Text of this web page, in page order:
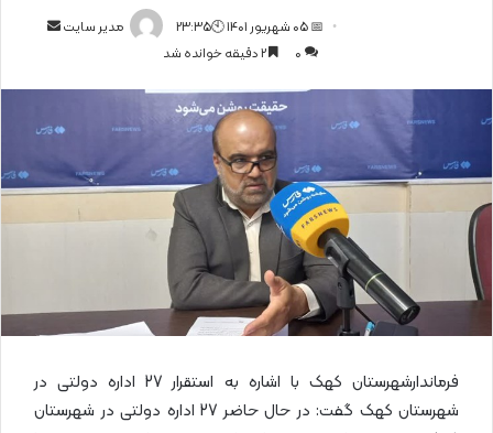
مدیر سایت
ل
ی
📅 05 شهریور 1401 🕙23:35
0
فرماندارشهرستان کهک با اشاره به استقرار 27 اداره دولتی در
شهرستان کهک گفت: در حال حاضر 27 اداره دولتی در شهرستان